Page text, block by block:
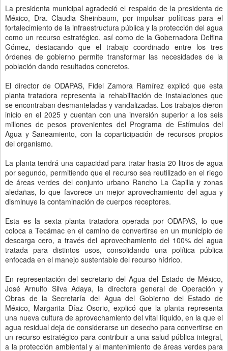
La presidenta municipal agradeció el respaldo de la presidenta de
México, Dra. Claudia Sheinbaum, por impulsar políticas para el
fortalecimiento de la infraestructura pública y la protección del agua
como un recurso estratégico, así como de la Gobernadora Delfina
Gómez, destacando que el trabajo coordinado entre los tres
órdenes de gobierno permite transformar las necesidades de la
población dando resultados concretos.
El director de ODAPAS, Fidel Zamora Ramírez explicó que esta
planta tratadora representa la rehabilitación de instalaciones que
se encontraban desmanteladas y vandalizadas. Los trabajos dieron
inicio en el 2025 y cuentan con una inversión superior a los seis
millones de pesos provenientes del Programa de Estímulos del
Agua y Saneamiento, con la coparticipación de recursos propios
del organismo.
La planta tendrá una capacidad para tratar hasta 20 litros de agua
por segundo, permitiendo que el recurso sea reutilizado en el riego
de áreas verdes del conjunto urbano Rancho La Capilla y zonas
aledañas, lo que favorece un mejor aprovechamiento del agua y
disminuye la contaminación de cuerpos receptores.
Esta es la sexta planta tratadora operada por ODAPAS, lo que
coloca a Tecámac en el camino de convertirse en un municipio de
descarga cero, a través del aprovechamiento del 100% del agua
tratada para distintos usos, consolidando una política pública
enfocada en el manejo sustentable del recurso hídrico.
En representación del secretario del Agua del Estado de México,
José Arnulfo Silva Adaya, la directora general de Operación y
Obras de la Secretaría del Agua del Gobierno del Estado de
México, Margarita Díaz Osorio, explicó que la planta representa
una nueva cultura de aprovechamiento del vital líquido, en la que el
agua residual deja de considerarse un desecho para convertirse en
un recurso estratégico para contribuir a una salud pública integral,
a la protección ambiental y al mantenimiento de áreas verdes para